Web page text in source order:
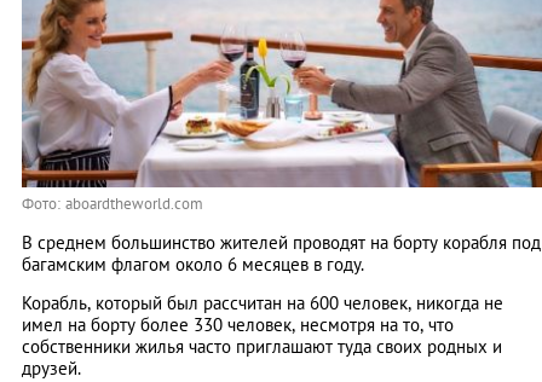
Фото: aboardtheworld.com
В среднем большинство жителей проводят на борту корабля под
багамским флагом около 6 месяцев в году.
Корабль, который был рассчитан на 600 человек, никогда не
имел на борту более 330 человек, несмотря на то, что
собственники жилья часто приглашают туда своих родных и
друзей.